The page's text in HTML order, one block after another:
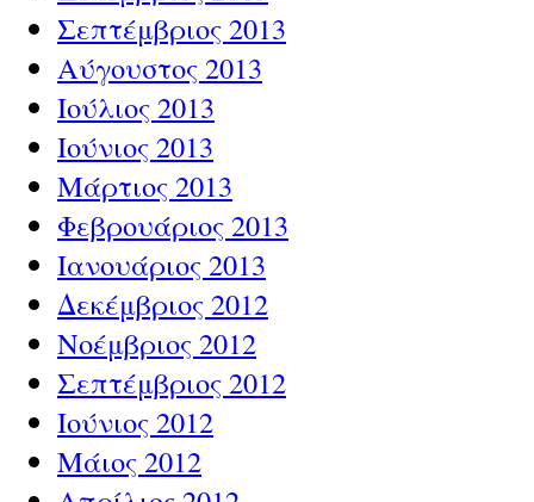
Σεπτέμβριος 2013
Αύγουστος 2013
Ιούλιος 2013
Ιούνιος 2013
Μάρτιος 2013
Φεβρουάριος 2013
Ιανουάριος 2013
Δεκέμβριος 2012
Νοέμβριος 2012
Σεπτέμβριος 2012
Ιούνιος 2012
Μάιος 2012